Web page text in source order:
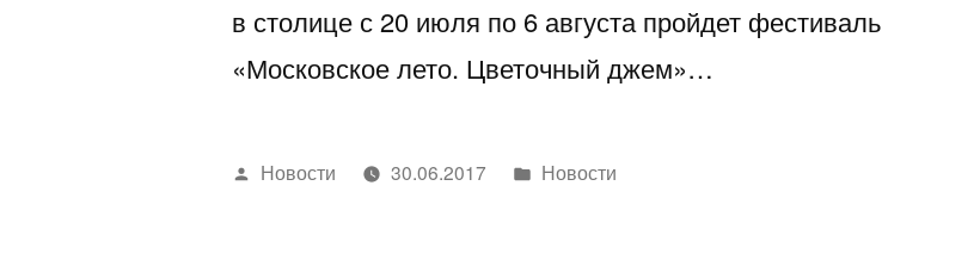
в столице с 20 июля по 6 августа пройдет фестиваль
«Московское лето. Цветочный джем»…
Написано
Новости 30.06.2017
Написано
Новости